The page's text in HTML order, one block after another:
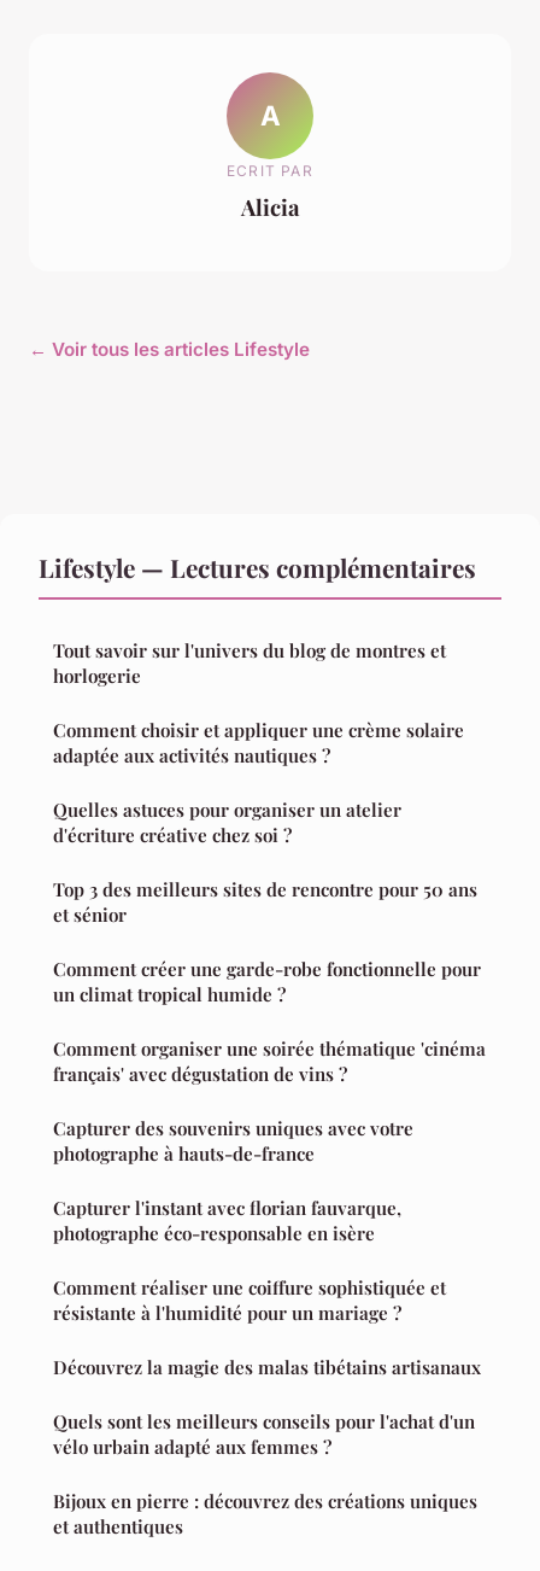
A
ECRIT PAR
Alicia
← Voir tous les articles Lifestyle
Lifestyle — Lectures complémentaires
Tout savoir sur l'univers du blog de montres et
horlogerie
Comment choisir et appliquer une crème solaire
adaptée aux activités nautiques ?
Quelles astuces pour organiser un atelier
d'écriture créative chez soi ?
Top 3 des meilleurs sites de rencontre pour 50 ans
et sénior
Comment créer une garde-robe fonctionnelle pour
un climat tropical humide ?
Comment organiser une soirée thématique 'cinéma
français' avec dégustation de vins ?
Capturer des souvenirs uniques avec votre
photographe à hauts-de-france
Capturer l'instant avec florian fauvarque,
photographe éco-responsable en isère
Comment réaliser une coiffure sophistiquée et
résistante à l'humidité pour un mariage ?
Découvrez la magie des malas tibétains artisanaux
Quels sont les meilleurs conseils pour l'achat d'un
vélo urbain adapté aux femmes ?
Bijoux en pierre : découvrez des créations uniques
et authentiques